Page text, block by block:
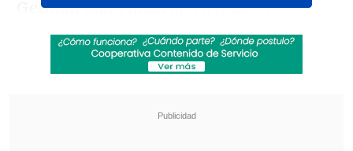
Germán Cano madrugó a todos y
#MundialDeClubesEnDSPORTS
#FIFACWC pic.twitter.com/b7nt1n0aoC
— DSPORTS (@DSports)